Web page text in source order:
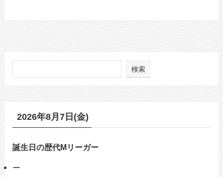
検索
2026年8月7日(金)
誕生日の歴代Mリーガー
ー